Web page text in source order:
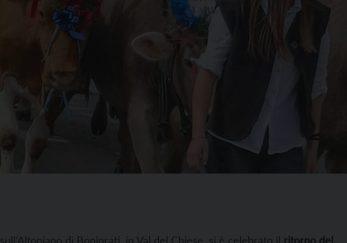
, sull’Altopiano di Boniprati, in Val del Chiese, si è celebrato il ritorno del